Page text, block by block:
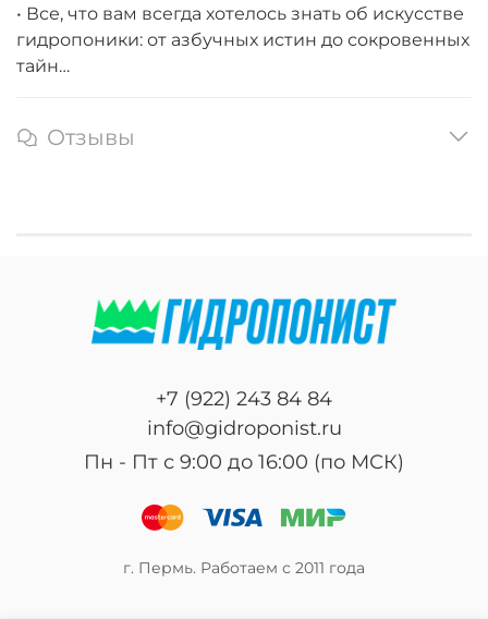
• Все, что вам всегда хотелось знать об искусстве
гидропоники: от азбучных истин до сокровенных
тайн…
Отзывы
+7 (922) 243 84 84
info@gidroponist.ru
Пн - Пт с 9:00 до 16:00 (по МСК)
г. Пермь. Работаем с 2011 года